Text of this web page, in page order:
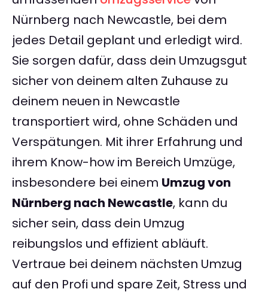
Nürnberg nach Newcastle, bei dem
jedes Detail geplant und erledigt wird.
Sie sorgen dafür, dass dein Umzugsgut
sicher von deinem alten Zuhause zu
deinem neuen in Newcastle
transportiert wird, ohne Schäden und
Verspätungen. Mit ihrer Erfahrung und
ihrem Know-how im Bereich Umzüge,
insbesondere bei einem Umzug von
Nürnberg nach Newcastle, kann du
sicher sein, dass dein Umzug
reibungslos und effizient abläuft.
Vertraue bei deinem nächsten Umzug
auf den Profi und spare Zeit, Stress und